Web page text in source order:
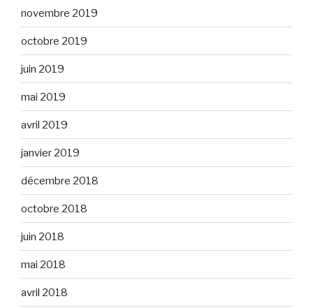
novembre 2019
octobre 2019
juin 2019
mai 2019
avril 2019
janvier 2019
décembre 2018
octobre 2018
juin 2018
mai 2018
avril 2018